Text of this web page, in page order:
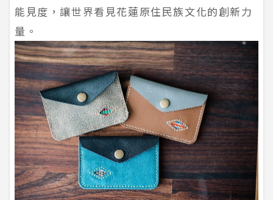
能見度，讓世界看見花蓮原住民族文化的創新力
量。